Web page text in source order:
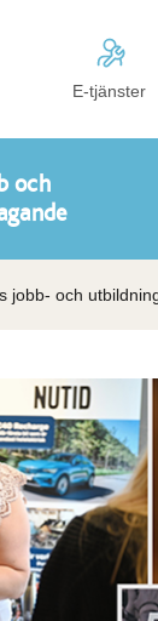
E-tjänster
och
jobb- och